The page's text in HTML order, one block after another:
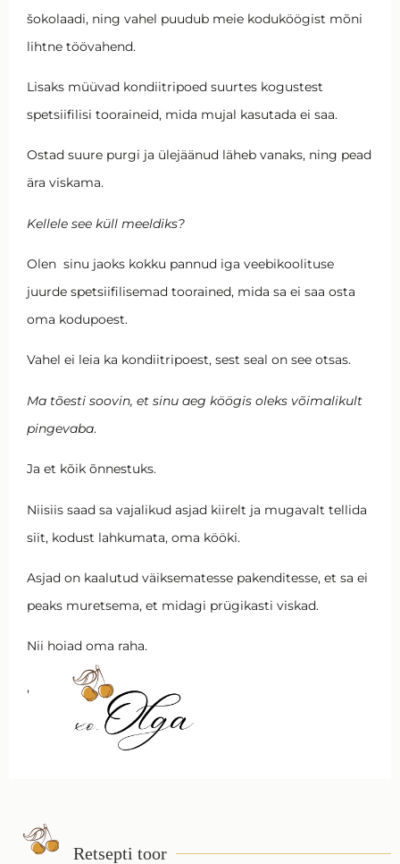
šokolaadi, ning vahel puudub meie koduköögist mõni
lihtne töövahend.
Lisaks müüvad kondiitripoed suurtes kogustest
spetsiifilisi tooraineid, mida mujal kasutada ei saa.
Ostad suure purgi ja ülejäänud läheb vanaks, ning pead
ära viskama.
Kellele see küll meeldiks?
Olen sinu jaoks kokku pannud iga veebikoolituse
juurde spetsiifilisemad toorained, mida sa ei saa osta
oma kodupoest.
Vahel ei leia ka kondiitripoest, sest seal on see otsas.
Ma tõesti soovin, et sinu aeg köögis oleks võimalikult
pingevaba.
Ja et kõik õnnestuks.
Niisiis saad sa vajalikud asjad kiirelt ja mugavalt tellida
siit, kodust lahkumata, oma kööki.
Asjad on kaalutud väiksematesse pakenditesse, et sa ei
peaks muretsema, et midagi prügikasti viskad.
Nii hoiad oma raha.
,
Retsepti toor